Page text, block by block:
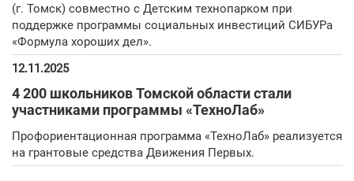
(г. Томск) совместно с Детским технопарком при
поддержке программы социальных инвестиций СИБУРа
«Формула хороших дел».
12.11.2025
4 200 школьников Томской области стали
участниками программы «ТехноЛаб»
Профориентационная программа «ТехноЛаб» реализуется
на грантовые средства Движения Первых.